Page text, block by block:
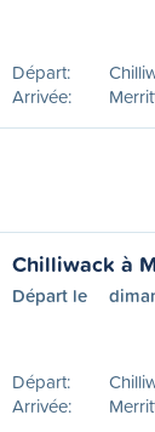
Départ:
Arrivée:
Chilliwack à
Départ le
Départ:
Arrivée: